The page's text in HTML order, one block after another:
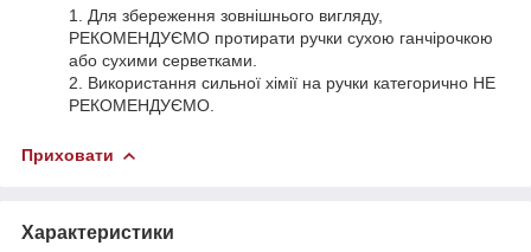
1. Для збереження зовнішнього вигляду,
РЕКОМЕНДУЄМО протирати ручки сухою ганчірочкою
або сухими серветками.
2. Використання сильної хімії на ручки категорично НЕ
РЕКОМЕНДУЄМО.
Приховати
Характеристики